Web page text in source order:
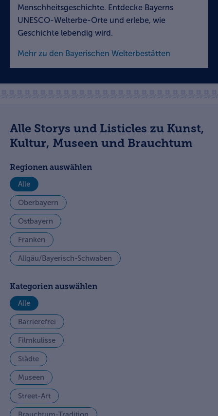
Menschheitsgeschichte. Entdecke Bayerns
UNESCO-Welterbe-Orte und erlebe, wie
Geschichte lebendig wird.
Mehr zu den Bayerischen Welterbestätten
Alle Storys und Listicles zu Kunst,
Kultur, Museen und Brauchtum
Regionen auswählen
Alle
Oberbayern
Ostbayern
Franken
Allgäu/Bayerisch-Schwaben
Kategorien auswählen
Alle
Barrierefrei
Filmkulisse
Städte
Museen
Street-Art